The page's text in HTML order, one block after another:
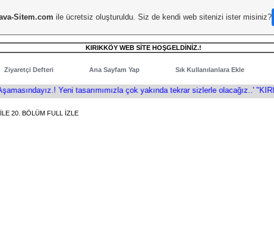
KIRIKKÖY WEB SİTE HOŞGELDİNİZ.!
Ziyaretçi Defteri Ana Sayfam Yap Sık Kullanılanlara Ekle
Yeni tasarımımızla çok yakında tekrar sizlerle olacağız..'
20. BÖLÜM FULL İZLE
Sitem.com ile ücretsiz oluşturuldu. Siz de kendi web sitenizi ister misiniz?